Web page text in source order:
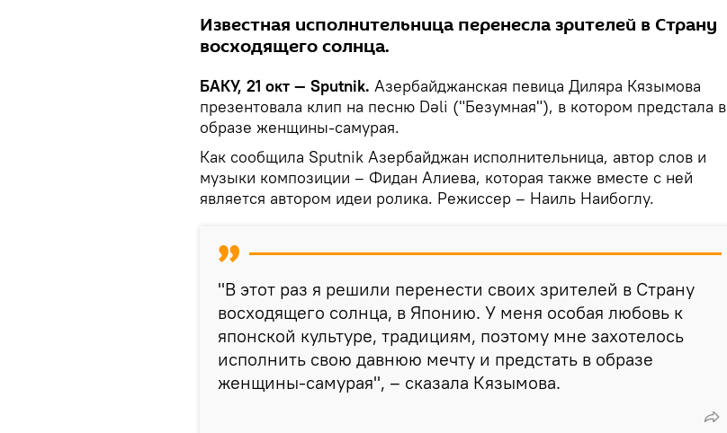
Известная исполнительница перенесла зрителей в Страну
восходящего солнца.
БАКУ, 21 окт — Sputnik. Азербайджанская певица Диляра Кязымова
презентовала клип на песню Dəli ("Безумная"), в котором предстала в
образе женщины-самурая.
Как сообщила Sputnik Азербайджан исполнительница, автор слов и
музыки композиции – Фидан Алиева, которая также вместе с ней
является автором идеи ролика. Режиссер – Наиль Наибоглу.
"В этот раз я решили перенести своих зрителей в Страну
восходящего солнца, в Японию. У меня особая любовь к
японской культуре, традициям, поэтому мне захотелось
исполнить свою давнюю мечту и предстать в образе
женщины-самурая", – сказала Кязымова.